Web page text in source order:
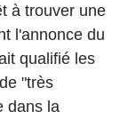
à trouver une
l'annonce du
qualifié les
"très
dans la